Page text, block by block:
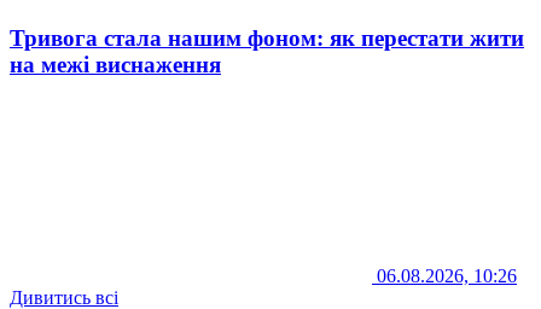
Тривога стала нашим фоном: як перестати жити
на межі виснаження
06.08.2026, 10:26
Дивитись всі